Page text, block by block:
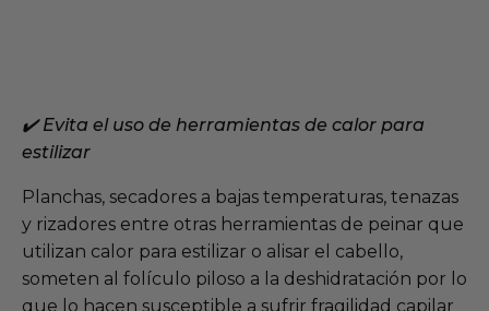
✔️ Evita el uso de herramientas de calor para
estilizar
Planchas, secadores a bajas temperaturas, tenazas
y rizadores entre otras herramientas de peinar que
utilizan calor para estilizar o alisar el cabello,
someten al folículo piloso a la deshidratación por lo
que lo hacen susceptible a sufrir fragilidad capilar